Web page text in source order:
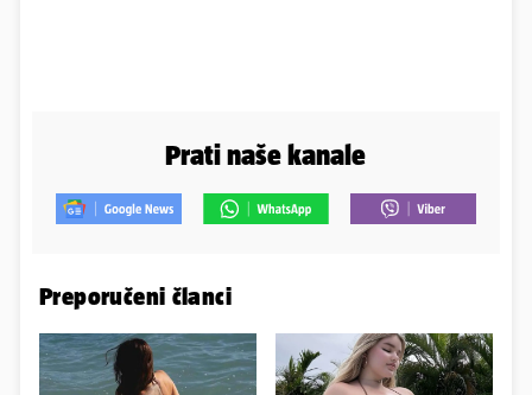
Prati naše kanale
Preporučeni članci